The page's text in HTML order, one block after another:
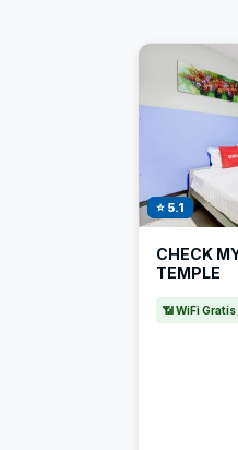
⭐ 5.1
CHECK
TEMPLE
📶 WiFi Gratis